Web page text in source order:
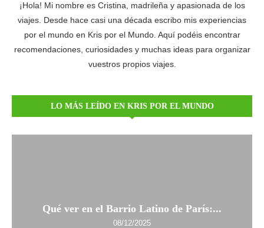
¡Hola! Mi nombre es Cristina, madrileña y apasionada de los
viajes. Desde hace casi una década escribo mis experiencias
por el mundo en Kris por el Mundo. Aquí podéis encontrar
recomendaciones, curiosidades y muchas ideas para organizar
vuestros propios viajes.
LO MÁS LEÍDO EN KRIS POR EL MUNDO
Qué ver en el Barrio Latino de París:...
08/12/2025